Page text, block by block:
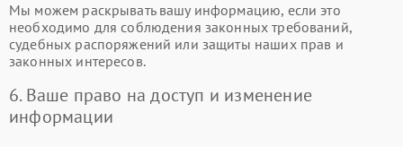
Мы можем раскрывать вашу информацию, если это
необходимо для соблюдения законных требований,
судебных распоряжений или защиты наших прав и
законных интересов.
6. Ваше право на доступ и изменение
информации